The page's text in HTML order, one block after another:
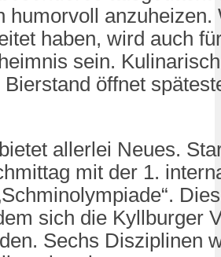
humorvoll anzuheizen.
haben, wird auch
sein.
öffnet
allerlei Neues.
mit der 1.
sich die Kyllburger
Sechs Disziplinen